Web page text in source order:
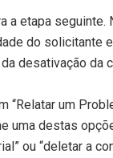
a etapa seguinte.
do solicitante
desativação da
“Relatar um
uma destas
ou “deletar a